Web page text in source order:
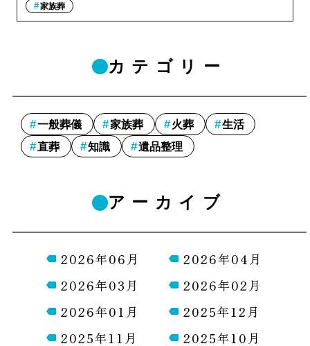
家族葬
カテゴリー
一般葬儀 家族葬 火葬
生活
直葬
知識 遺品整理
アーカイブ
2026年06月
2026年04月
2026年03月
2026年02月
2026年01月
2025年12月
2025年11月
2025年10月